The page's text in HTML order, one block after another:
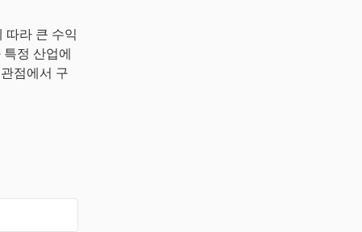
따라 큰 수익
정 산업에
점에서 구